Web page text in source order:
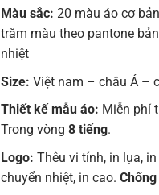
Màu sắc: 20 màu áo cơ
trăm màu theo pantone
nhiệt
Size: Việt nam – châu Á –
Thiết kế mẫu áo: Miễn phí
Trong vòng 8 tiếng.
Logo: Thêu vi tính, in lụa,
chuyển nhiệt, in cao.